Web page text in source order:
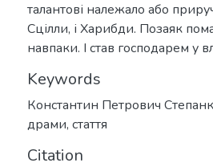
талантові належало або
Сцілли, і Харибди. Позаяк
навпаки. І став господарем у
Keywords
Константин Петрович
драми, стаття
Citation